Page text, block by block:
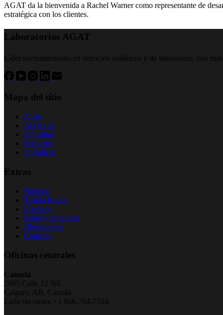
AGAT da la bienvenida a Rachel Warner como representante de
estratégica con los clientes.
Laboratorios AGAT
Líder norteamericano en servicios analíticos y de laboratorio, con
Mapa del sitio
Inicio
Acerca de
Industrias
Servicios
Iniciativas
Extras
Noticias
Tienda Radon
Empleos
Salud y seguridad
Ubicaciones
Contacto
Oficinas centrales
Canadá
2905 Calle 12 NE
Calgary, AB, Canadá
Lada sin costo: +1 866-764-7554